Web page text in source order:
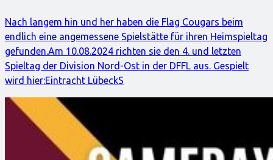
Nach langem hin und her haben die Flag Cougars beim
endlich eine angemessene Spielstätte für ihren Heimspieltag
gefunden.Am 10.08.2024 richten sie den 4. und letzten
Spieltag der Division Nord-Ost in der DFFL aus. Gespielt
wird hier:Eintracht LübeckS